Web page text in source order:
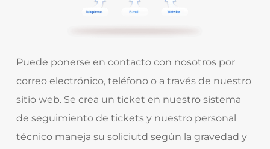
Puede ponerse en contacto con nosotros por
correo electrónico, teléfono o a través de nuestro
sitio web. Se crea un ticket en nuestro sistema
de seguimiento de tickets y nuestro personal
técnico maneja su soliciutd según la gravedad y